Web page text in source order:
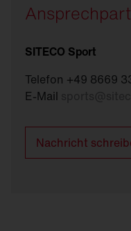
SITECO Sport
Telefon +49 8669
E-Mail
Nachricht